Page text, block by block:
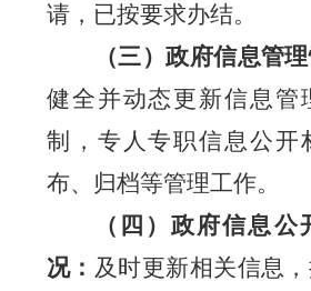
请，已按要求办结。
（三）政府信息管
健全并动态更新信息管
制，专人专职信息公开
布、归档等管理工作。
（四）政府信息公
况： 及时更新相关信息